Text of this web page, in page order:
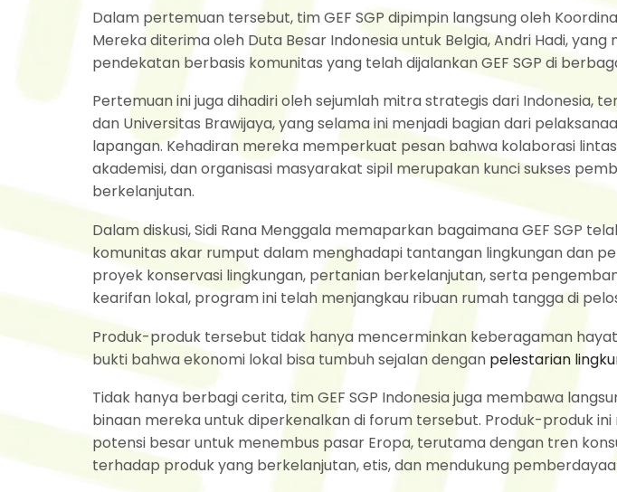
Dalam pertemuan tersebut, tim GEF SGP dipimpin langsung oleh
Mereka diterima oleh Duta Besar Indonesia untuk Belgia, Andri Hadi,
pendekatan berbasis komunitas yang telah dijalankan GEF SGP di
Pertemuan ini juga dihadiri oleh sejumlah mitra strategis dari Indonesia,
dan Universitas Brawijaya, yang selama ini menjadi bagian dari
lapangan. Kehadiran mereka memperkuat pesan bahwa kolaborasi
akademisi, dan organisasi masyarakat sipil merupakan kunci sukses
berkelanjutan.
Dalam diskusi, Sidi Rana Menggala memaparkan bagaimana GEF SGP
komunitas akar rumput dalam menghadapi tantangan lingkungan dan
proyek konservasi lingkungan, pertanian berkelanjutan, serta
kearifan lokal, program ini telah menjangkau ribuan rumah tangga di
Produk-produk tersebut tidak hanya mencerminkan keberagaman
bukti bahwa ekonomi lokal bisa tumbuh sejalan dengan pelestarian
Tidak hanya berbagi cerita, tim GEF SGP Indonesia juga membawa
binaan mereka untuk diperkenalkan di forum tersebut. Produk-produk
potensi besar untuk menembus pasar Eropa, terutama dengan tren
terhadap produk yang berkelanjutan, etis, dan mendukung